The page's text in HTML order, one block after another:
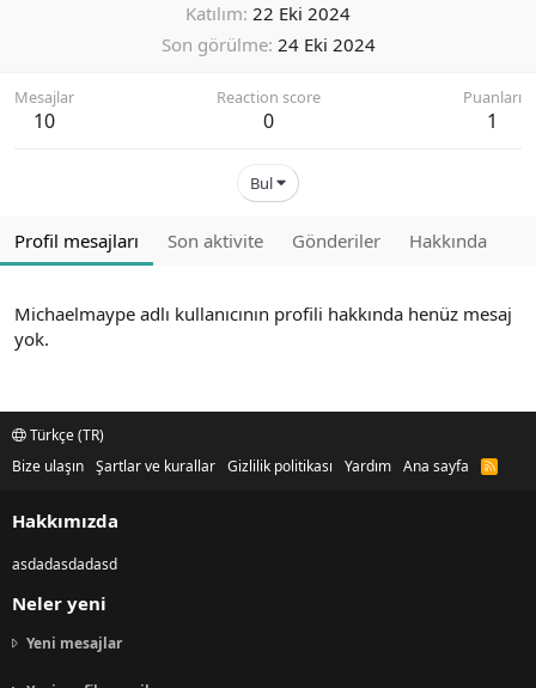
Katılım 22 Eki 2024
Son görülme 24 Eki 2024
Mesajlar
10
Reaction score
0
Puanları
1
Bul
Profil mesajları Son aktivite Gönderiler Hakkında
Michaelmaype adlı kullanıcının profili hakkında henüz mesaj
yok.
Türkçe (TR)
Bize ulaşın Şartlar ve kurallar Gizlilik politikası Yardım Ana sayfa
R
Hakkımızda
asdadasdadasd
Neler yeni
Yeni mesajlar